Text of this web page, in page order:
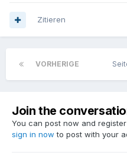
Zitieren
VORHERIGE
Join the
You can post now and
sign in now to post with your